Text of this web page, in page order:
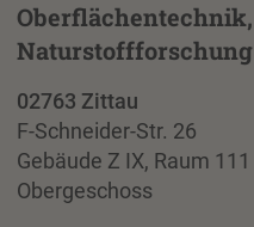
Oberflächentechnik,
Naturstoffforschung
02763 Zittau
F-Schneider-Str. 26
Gebäude Z IX, Raum 111
Obergeschoss